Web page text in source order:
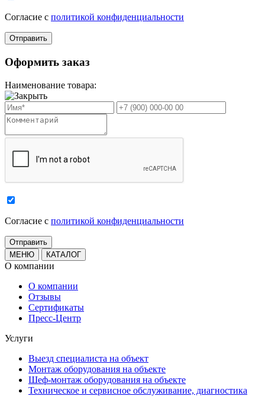
Cогласие с политикой конфиденциальности
Оформить заказ
Наименование товара:
Cогласие с политикой конфиденциальности
МЕНЮ КАТАЛОГ
О компании
О компании
Отзывы
Сертификаты
Пресс-Центр
Услуги
Выезд специалиста на объект
Монтаж оборудования на объекте
Шеф-монтаж оборудования на объекте
Техническое и сервисное обслуживание, диагностика